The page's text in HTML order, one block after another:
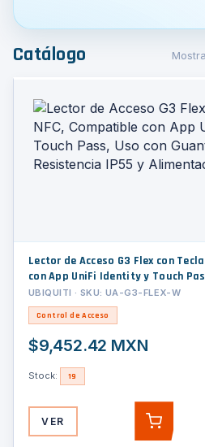
Catálogo
Lector de Acceso G3 Flex con
con App UniFi Identity y Touch
Humedad, Resistencia IP55 y
UBIQUITI · SKU: UA-G3-FLEX-W
Control de Acceso
$9,452.42 MXN
Stock: 19
VER